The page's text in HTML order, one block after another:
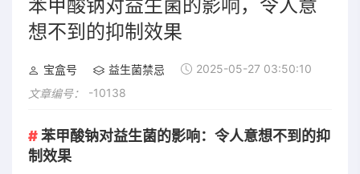
苯甲酸钠对益生菌的影响，令人意
想不到的抑制效果
宝盒号 益生菌禁忌
2025-05-27 03:50:10
文章编号：
-10138
苯甲酸钠对益生菌的影响：令人意想不到的抑
制效果